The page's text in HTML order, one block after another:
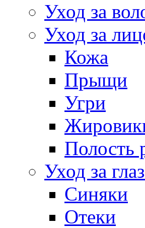
Уход за
Уход за
Кожа
Прыщи
Угри
Полость
Уход за
Синяки
Отеки